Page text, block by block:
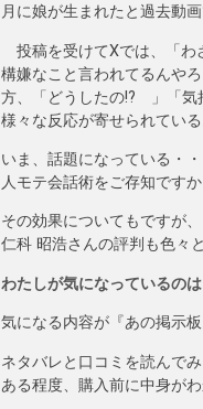
月に娘が生まれたと過去動画
投稿を受けてXでは、「わ
構嫌なこと言われてるんや
方、「どうしたの!? 」「気
様々な反応が寄せられている
いま、話題になっている・・
人モテ会話術をご存知ですか
その効果についてもですが、
仁科 昭浩さんの評判も色々
わたしが気になっているのは
気になる内容が『あの掲示
ネタバレと口コミを読んでみ
ある程度、購入前に中身が